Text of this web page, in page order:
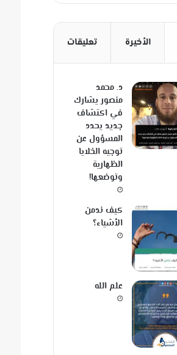
الأخيرة تعليقات
د. محمد
منصور يشارك
في اكتشاف
جديد يحدد
المسؤول عن
توجيه الخلايا
الظهارية
وتوضعها!
كيف ندمن
الأشياء؟
علم الله